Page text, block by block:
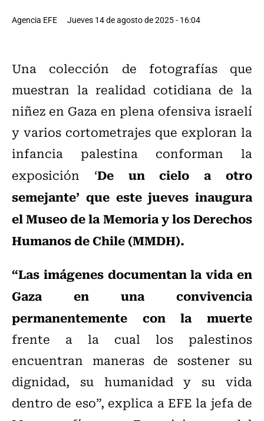
Agencia EFE Jueves 14 de agosto de 2025 - 16:04
Una colección de fotografías que
muestran la realidad cotidiana de la
niñez en Gaza en plena ofensiva israelí
y varios cortometrajes que exploran la
infancia palestina conforman la
exposición ‘De un cielo a otro
semejante’ que este jueves inaugura
el Museo de la Memoria y los Derechos
Humanos de Chile (MMDH).
“Las imágenes documentan la vida en
Gaza en una convivencia
permanentemente con la muerte
frente a la cual los palestinos
encuentran maneras de sostener su
dignidad, su humanidad y su vida
dentro de eso”, explica a EFE la jefa de